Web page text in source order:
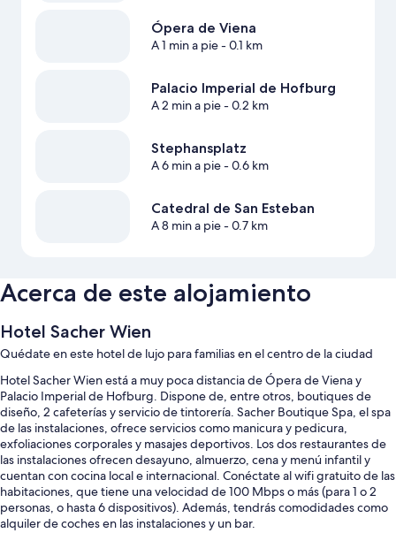
Ópera de Viena
A 1 min a pie- 0.1 km
Palacio Imperial de Hofburg
A 2 min a pie- 0.2 km
Stephansplatz
A 6 min a pie- 0.6 km
Catedral de San Esteban
A 8 min a pie- 0.7 km
Acerca de este alojamiento
Hotel Sacher Wien
Quédate en este hotel de lujo para familias en el centro de la ciudad
Hotel Sacher Wien está a muy poca distancia de Ópera de Viena y
Palacio Imperial de Hofburg. Dispone de, entre otros, boutiques de
diseño, 2 cafeterías y servicio de tintorería. Sacher Boutique Spa, el spa
de las instalaciones, ofrece servicios como manicura y pedicura,
exfoliaciones corporales y masajes deportivos. Los dos restaurantes de
las instalaciones ofrecen desayuno, almuerzo, cena y menú infantil y
cuentan con cocina local e internacional. Conéctate al wifi gratuito de las
habitaciones, que tiene una velocidad de 100 Mbps o más (para 1 o 2
personas, o hasta 6 dispositivos). Además, tendrás comodidades como
alquiler de coches en las instalaciones y un bar.